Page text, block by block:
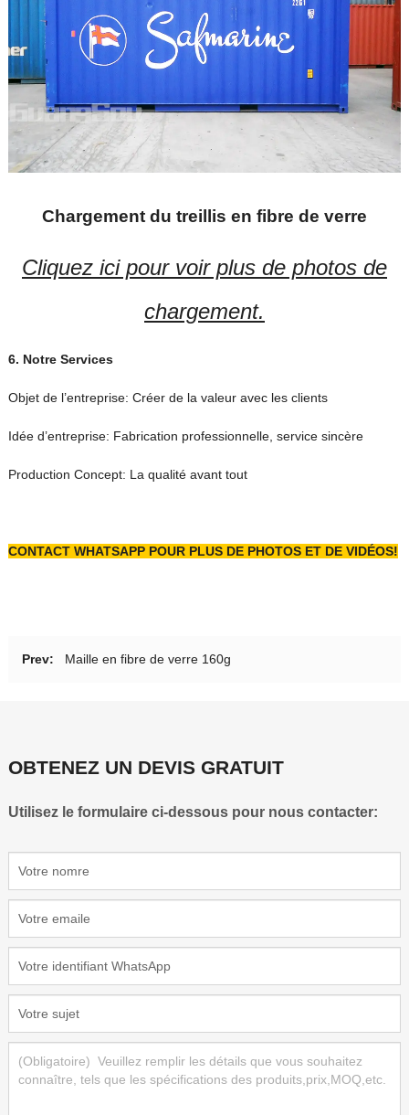
Chargement du treillis en fibre de verre
Cliquez ici pour voir plus de photos de
chargement.
6. Notre Services
Objet de l’entreprise: Créer de la valeur avec les clients
Idée d’entreprise: Fabrication professionnelle, service sincère
Production Concept: La qualité avant tout
CONTACTWHATSAPP POUR PLUS DE PHOTOS ET DE VIDÉOS!
Prev: Maille en fibre de verre 160g
OBTENEZ UN DEVIS GRATUIT
Utilisez le formulaire ci-dessous pour nous contacter: